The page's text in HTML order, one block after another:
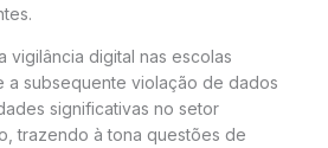
vigilância digital nas escolas
a subsequente violação de dados
significativas no setor
trazendo à tona questões de